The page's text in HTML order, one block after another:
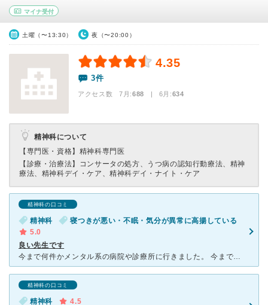
マイナ受付
土曜（〜13:30） 夜（〜20:00）
4.35
3件
アクセス数 7月:688 | 6月:634
精神科について
【専門医・資格】 精神科専門医
【診療・治療法】 コンサータの処方、うつ病の認知行動療法、精神
療法、精神科デイ・ケア、精神科デイ・ナイト・ケア
精神科の口コミ
精神科
寝つきが悪い・不眠・気分が異常に高揚している
5.0
良い先生です
今まで何件かメンタル系の病院や診療所に行きました。 今までは簡単な問診のみで診断名を出されましたが、それまでのエピソードを時系列で書いた物やチェックリストを持参したのですが「その傾向はあるけど、もう
精神科の口コミ
精神科
4.5